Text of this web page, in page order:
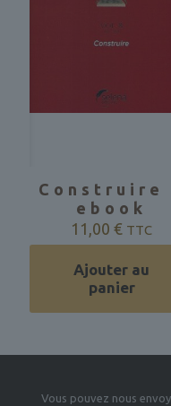
Construire
ebook
11,00€ TTC
Ajouter au
panier
Vous pouvez nous